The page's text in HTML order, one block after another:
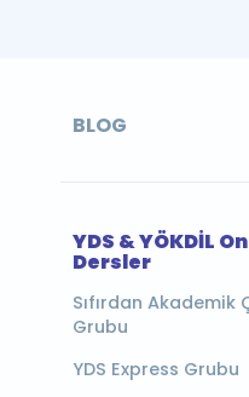
BLOG
YDS & YÖKDİL
Dersler
Sıfırdan Akademik
Grubu
YDS Express Grubu